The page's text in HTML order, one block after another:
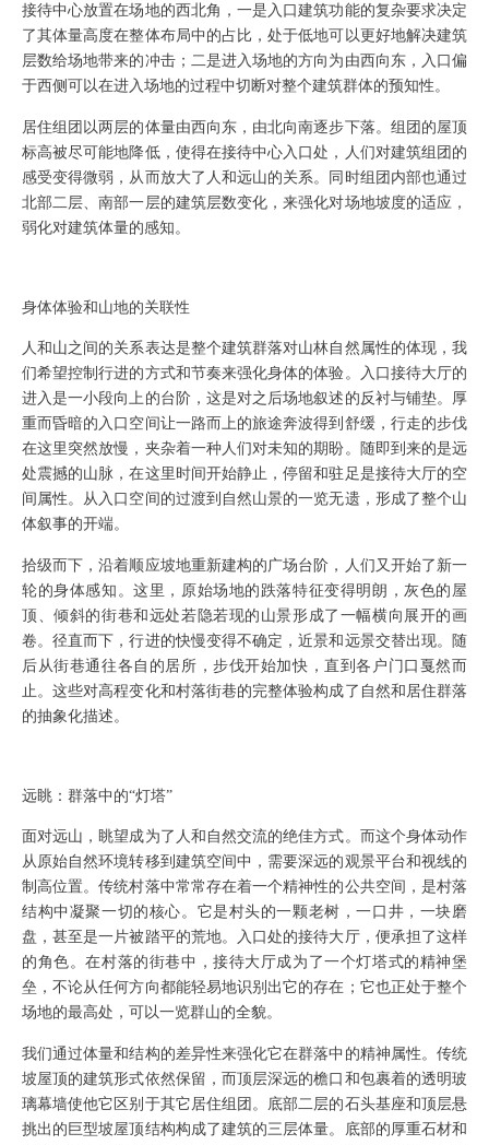
接待中心放置在场地的西北角，一是入口建筑功能的复杂要求决定
了其体量高度在整体布局中的占比，处于低地可以更好地解决建筑
层数给场地带来的冲击；二是进入场地的方向为由西向东，入口偏
于西侧可以在进入场地的过程中切断对整个建筑群体的预知性。
居住组团以两层的体量由西向东，由北向南逐步下落。组团的屋顶
标高被尽可能地降低，使得在接待中心入口处，人们对建筑组团的
感受变得微弱，从而放大了人和远山的关系。同时组团内部也通过
北部二层、南部一层的建筑层数变化，来强化对场地坡度的适应，
弱化对建筑体量的感知。
身体体验和山地的关联性
人和山之间的关系表达是整个建筑群落对山林自然属性的体现，我
们希望控制行进的方式和节奏来强化身体的体验。入口接待大厅的
进入是一小段向上的台阶，这是对之后场地叙述的反衬与铺垫。厚
重而昏暗的入口空间让一路而上的旅途奔波得到舒缓，行走的步伐
在这里突然放慢，夹杂着一种人们对未知的期盼。随即到来的是远
处震撼的山脉，在这里时间开始静止，停留和驻足是接待大厅的空
间属性。从入口空间的过渡到自然山景的一览无遗，形成了整个山
体叙事的开端。
拾级而下，沿着顺应坡地重新建构的广场台阶，人们又开始了新一
轮的身体感知。这里，原始场地的跌落特征变得明朗，灰色的屋
顶、倾斜的街巷和远处若隐若现的山景形成了一幅横向展开的画
卷。径直而下，行进的快慢变得不确定，近景和远景交替出现。随
后从街巷通往各自的居所，步伐开始加快，直到各户门口戛然而
止。这些对高程变化和村落街巷的完整体验构成了自然和居住群落
的抽象化描述。
远眺：群落中的“灯塔”
面对远山，眺望成为了人和自然交流的绝佳方式。而这个身体动作
从原始自然环境转移到建筑空间中，需要深远的观景平台和视线的
制高位置。传统村落中常常存在着一个精神性的公共空间，是村落
结构中凝聚一切的核心。它是村头的一颗老树，一口井，一块磨
盘，甚至是一片被踏平的荒地。入口处的接待大厅，便承担了这样
的角色。在村落的街巷中，接待大厅成为了一个灯塔式的精神堡
垒，不论从任何方向都能轻易地识别出它的存在；它也正处于整个
场地的最高处，可以一览群山的全貌。
我们通过体量和结构的差异性来强化它在群落中的精神属性。传统
坡屋顶的建筑形式依然保留，而顶层深远的檐口和包裹着的透明玻
璃幕墙使他它区别于其它居住组团。底部二层的石头基座和顶层悬
挑出的巨型坡屋顶结构构成了建筑的三层体量。底部的厚重石材和